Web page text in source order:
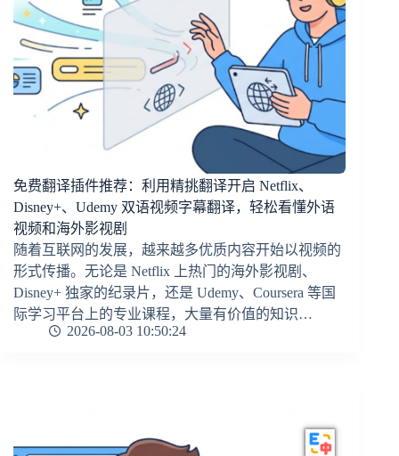
免费翻译插件推荐：利用精挑翻译开启 Netflix、
Disney+、Udemy 双语视频字幕翻译，轻松看懂外语
视频和海外影视剧
随着互联网的发展，越来越多优质内容开始以视频的
形式传播。无论是 Netflix 上热门的海外影视剧、
Disney+ 独家的纪录片，还是 Udemy、Coursera 等国
际学习平台上的专业课程，大量有价值的知识…
2026-08-03 10:50:24